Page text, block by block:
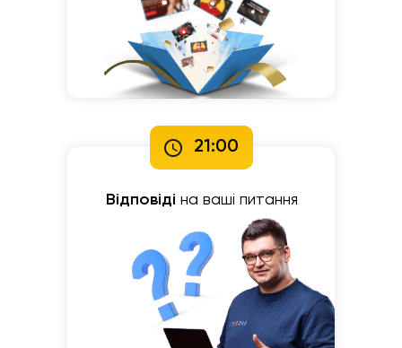
Відповіді на ваші питання
21:00